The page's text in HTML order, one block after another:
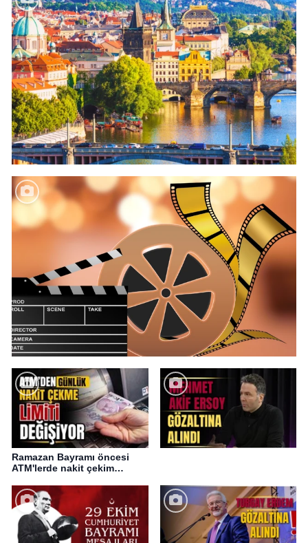
Ramazan Bayramı öncesi
ATM'lerde nakit çekim